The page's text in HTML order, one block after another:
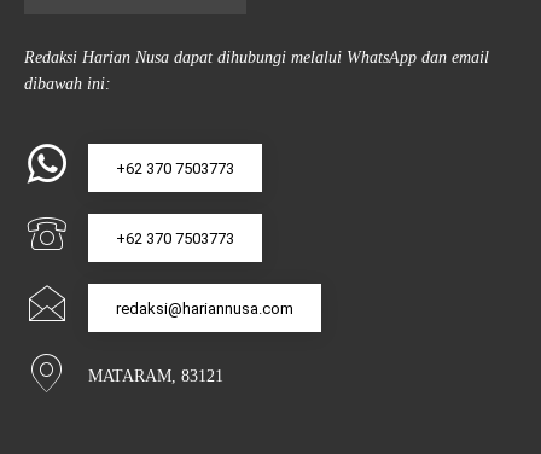
Redaksi Harian Nusa dapat dihubungi melalui WhatsApp dan email
dibawah ini:
+62 370 7503773
+62 370 7503773
redaksi@hariannusa.com
MATARAM, 83121